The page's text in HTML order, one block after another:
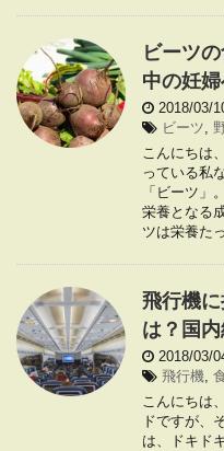
ビーツ
中の妊
2018/03/
ビーツ,
こんにちは
っている私
「ビーツ」
栄養となる
ツは栄養た
飛行機
は？国
2018/03/
飛行機,
こんにちは
ドですが、
は、ドキド